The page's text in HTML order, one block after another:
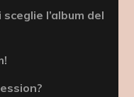
l’album del